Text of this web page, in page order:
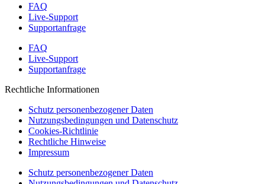
FAQ
Live-Support
Supportanfrage
FAQ
Live-Support
Supportanfrage
Rechtliche Informationen
Schutz personenbezogener Daten
Nutzungsbedingungen und Datenschutz
Cookies-Richtlinie
Rechtliche Hinweise
Impressum
Schutz personenbezogener Daten